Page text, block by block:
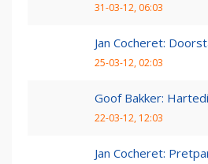
31-03-12, 06:03
Jan Cocheret:
25-03-12, 02:03
Goof Bakker:
22-03-12, 12:03
Jan Cocheret: